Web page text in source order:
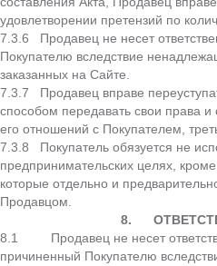
удовлетворении претензий по
7.3.6 Продавец не несет
Покупателю вследствие
заказанных на Сайте.
7.3.7 Продавец вправе
способом передавать свои права
его отношений с Покупателем,
7.3.8 Покупатель обязуется не
предпринимательских целях, кроме
которые отдельно и
Продавцом.
8.
8.1 Продавец не несет
причиненный Покупателю